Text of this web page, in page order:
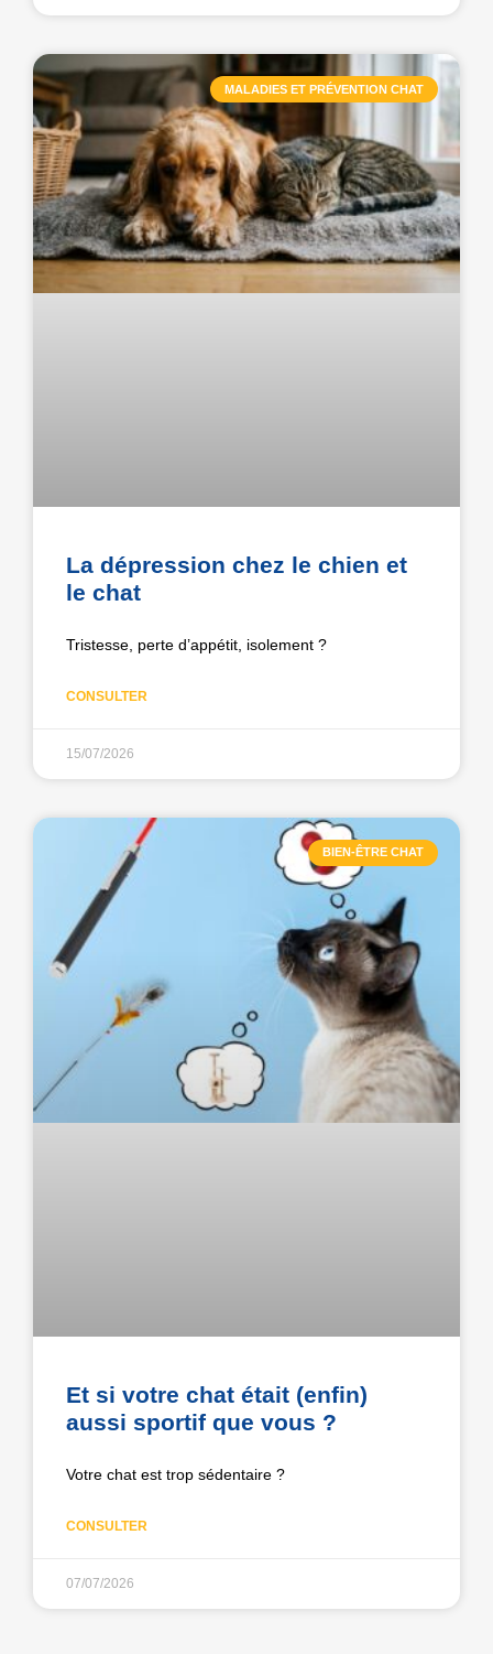
MALADIES ET PRÉVENTION CHAT
La dépression chez le chien et
le chat
Tristesse, perte d’appétit, isolement ?
CONSULTER
15/07/2026
BIEN-ÊTRE CHAT
Et si votre chat était (enfin)
aussi sportif que vous ?
Votre chat est trop sédentaire ?
CONSULTER
07/07/2026